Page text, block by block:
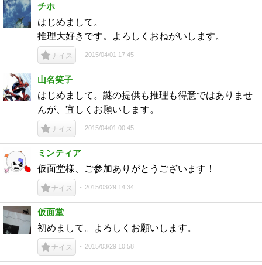
チホ
はじめまして。
推理大好きです。よろしくおねがいします。
ナイス 2015/04/01 17:45
山名笑子
はじめまして。謎の提供も推理も得意ではありませ
んが、宜しくお願いします。
ナイス 2015/04/01 00:45
ミンティア
仮面堂様、ご参加ありがとうございます！
ナイス 2015/03/29 14:34
仮面堂
初めまして。よろしくお願いします。
ナイス 2015/03/29 10:58